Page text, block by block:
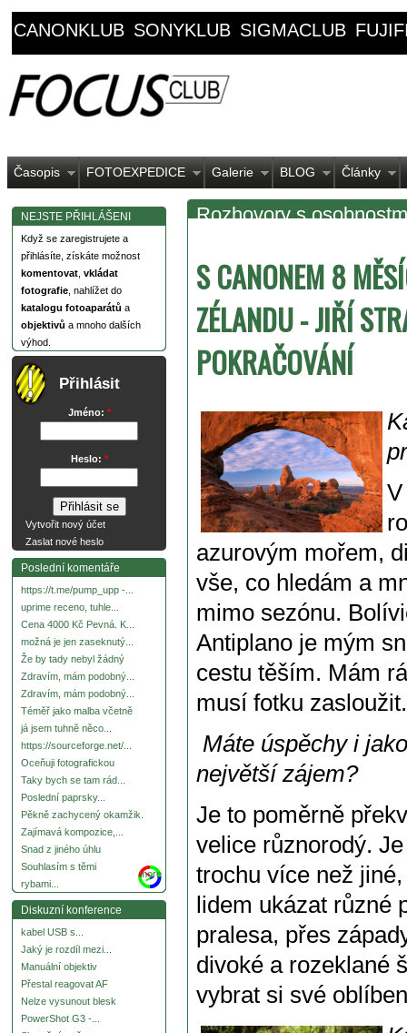
CANONKLUB SONYKLUB SIGMACLUB
Časopis FOTOEXPEDICE Galerie BLOG Články
NEJSTE PŘIHLÁŠENI
Když se zaregistrujete a
přihlásíte, získáte možnost
komentovat vkládat
fotografie , nahlížet do
katalogu fotoaparátů a
objektivů a mnoho dalších
výhod.
Přihlásit
Jméno: *
Heslo: *
Vytvořit nový účet
Zaslat nové heslo
Poslední komentáře
https://t.me/pump_upp -...
uprime receno, tuhle...
Cena 4000 Kč Pevná. K...
možná je jen zaseknutý...
Že by tady nebyl žádný
Zdravím, mám podobný...
Zdravím, mám podobný...
Téměř jako malba včetně
já jsem tuhně něco...
https://sourceforge.net/...
Oceňuji fotografickou
Taky bych se tam rád...
Poslední paprsky...
Pěkně zachycený okamžik.
Zajímavá kompozice,...
Snad z jiného úhlu
Souhlasím s těmi
rybami...
more
Diskuzní konference
kabel USB s...
Jaký je rozdíl mezi...
Manuální objektiv
Přestal reagovat AF
Nelze vysunout blesk
PowerShot G3 -...
Rozhovory s
S CANONEM 8
ZÉLANDU - JIŘÍ
POKRAČOVÁNÍ
azurovým mořem,
vše, co hledám a
mimo sezónu.
Antiplano je mým
cestu těším. Mám
musí fotku zasloužit.
Máte úspěchy i
největší zájem?
Je to poměrně
velice různorodý.
trochu více než
lidem ukázat různé
pralesa, přes
divoké a rozeklané
vybrat si své